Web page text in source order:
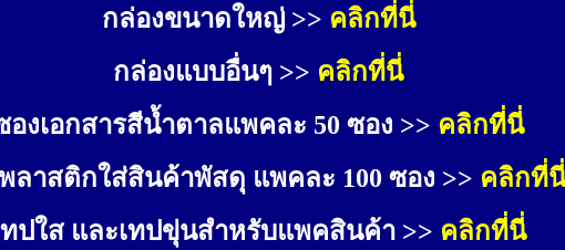
กล่องขนาดใหญ่ >> คลิกที่นี่
กล่องแบบอื่นๆ >> คลิกที่นี่
องเอกสารสีน้ำตาลแพคละ 50 ซอง >> คลิกที่นี่
ลาสติกใส่สินค้าพัสดุ แพคละ 100 ซอง >> คลิกที่นี่
ทปใส และเทปขุ่นสำหรับแพคสินค้า >> คลิกที่นี่